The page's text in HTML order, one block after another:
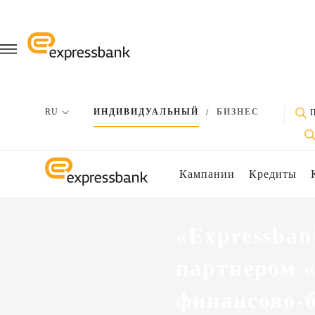
RU ИНДИВИДУАЛЬНЫЙ / БИЗНЕС
Кампании Кредиты